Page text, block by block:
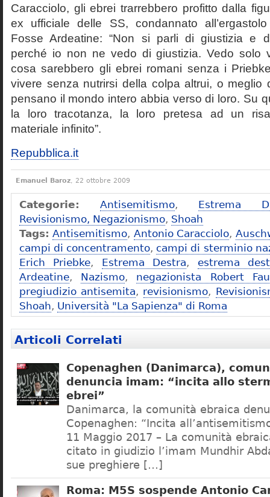
Caracciolo, gli ebrei trarrebbero profitto dalla
ex ufficiale delle SS, condannato
Fosse Ardeatine: “Non si parli di giustizia e
perché io non ne vedo di giustizia. Vedo solo
cosa sarebbero gli ebrei romani senza i
vivere senza nutrirsi della colpa altrui, o meglio
pensano il mondo intero abbia verso di loro. Su
la loro tracotanza, la loro pretesa ad un
materiale infinito”.
Repubblica.it
Emanuel Baroz, 22 ottobre 2009
Categorie: Antisemitismo, Estrema
Revisionismo, Negazionismo, Shoah
Tags: Antisemitismo, Antonio Caracciolo,
campi di concentramento, campi di sterminio
Erich Priebke, Estrema Destra, estrema
Ardeatine, Nazismo, negazionista Robert
pregiudizio antisemita, revisionismo,
Shoah, Università "La Sapienza" di Roma
Articoli Correlati
Copenaghen (Danimarca),
denuncia imam: “incita allo
ebrei”
Danimarca, la comunità ebraica
Copenaghen: “Incita
11 Maggio 2017 – La comunità
citato in giudizio l’imam Mundhir
sue preghiere […]
Roma: M5S sospende Antonio